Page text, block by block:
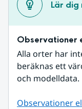
Lär dig
Observationer
Alla orter har
beräknas ett
och modelldata.
Observationer